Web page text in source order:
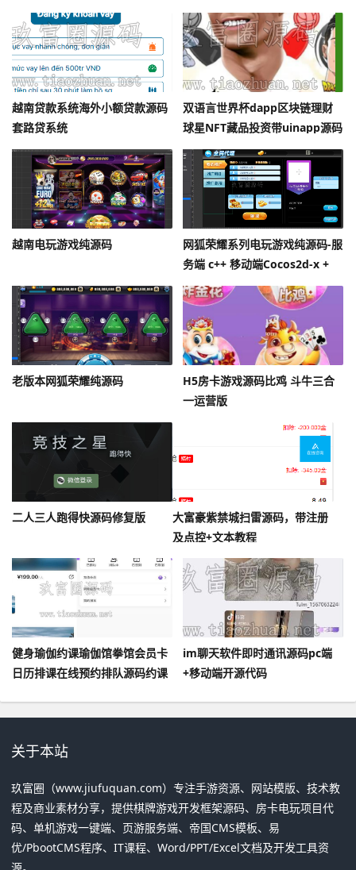
越南贷款系统海外小额贷款源码
套路贷系统
双语言世界杯dapp区块链理财
球星NFT藏品投资带uinapp源码
越南电玩游戏纯源码
网狐荣耀系列电玩游戏纯源码-服
务端 c++ 移动端Cocos2d-x +
Lua
老版本网狐荣耀纯源码
H5房卡游戏源码比鸡 斗牛三合
一运营版
二人三人跑得快源码修复版
大富豪紫禁城扫雷源码，带注册
及点控+文本教程
健身瑜伽约课瑜伽馆拳馆会员卡
日历排课在线预约排队源码约课
im聊天软件即时通讯源码pc端
+移动端开源代码
关于本站
玖富圈（www.jiufuquan.com）专注手游资源、网站模版、技术教
程及商业素材分享，提供棋牌游戏开发框架源码、房卡电玩项目代
码、单机游戏一键端、页游服务端、帝国CMS模板、易
优/PbootCMS程序、IT课程、Word/PPT/Excel文档及开发工具资